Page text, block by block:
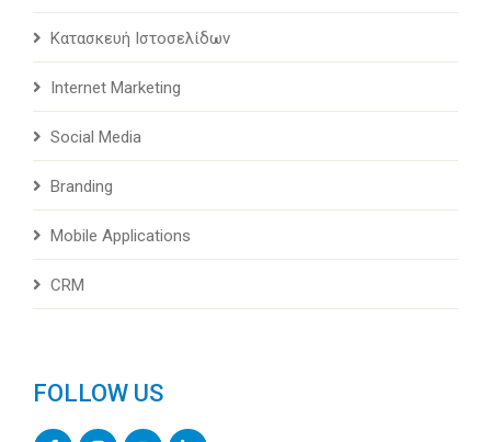
Κατασκευή Ιστοσελίδων
Internet Marketing
Social Media
Branding
Mobile Applications
CRM
FOLLOW US